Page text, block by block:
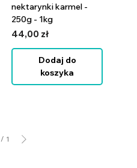
nektarynki karmel -
250g - 1kg
Cena
44,00 zł
Dodaj do
koszyka
/ 1